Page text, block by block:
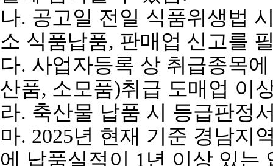
나. 공고일 전일 식품위생법
소 식품납품, 판매업 신고를
다. 사업자등록 상 취급종목
산품, 소모품)취급 도매업 이
라. 축산물 납품 시 등급판정
마. 2025년 현재 기준 경남지
에 납품실적이 1 년 이상 있는